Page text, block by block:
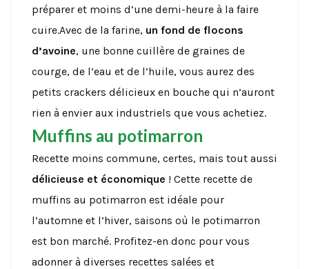
préparer et moins d’une demi-heure à la faire
cuire.Avec de la farine, un fond de flocons
d’avoine, une bonne cuillère de graines de
courge, de l’eau et de l’huile, vous aurez des
petits crackers délicieux en bouche qui n’auront
rien à envier aux industriels que vous achetiez.
Muffins au potimarron
Recette moins commune, certes, mais tout aussi
délicieuse et économique ! Cette recette de
muffins au potimarron est idéale pour
l’automne et l’hiver, saisons où le potimarron
est bon marché. Profitez-en donc pour vous
adonner à diverses recettes salées et